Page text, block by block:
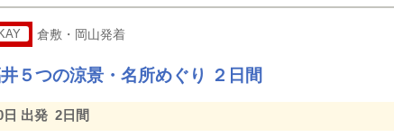
倉敷・岡山発着
井５つの涼景・名所めぐり ２日間
日 出発 2日間